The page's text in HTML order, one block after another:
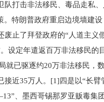
打击非法移民、毒品走私
特朗普政府重启边境墙建
止了拜登政府的“人道主义
设定年遣返百万非法移民的
已驱逐约20万非法移民，
近35万人。[1]四是以“长
、墨西哥锡那罗亚贩毒集